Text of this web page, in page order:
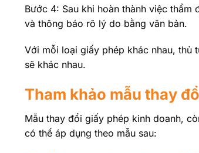
Bước 4: Sau khi hoàn thành việc thẩm
và thông báo rõ lý do bằng văn bản.
Với mỗi loại giấy phép khác nhau, thủ
sẽ khác nhau.
Tham khảo mẫu thay
Mẫu thay đổi giấy phép kinh doanh,
có thể áp dụng theo mẫu sau: